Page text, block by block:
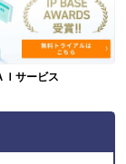
Ｉサービス